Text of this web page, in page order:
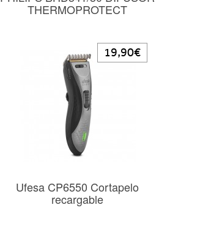
THERMOPROTECT
Ufesa CP6550 Cortapelo
recargable
19,90€